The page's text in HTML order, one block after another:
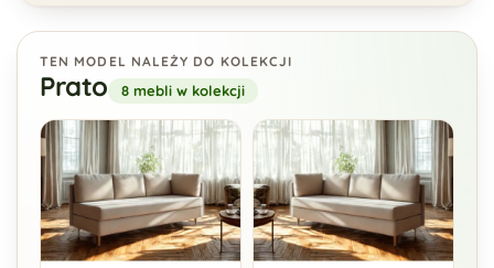
TEN MODEL NALEŻY DO KOLEKCJI
Prato 8 mebli w kolekcji